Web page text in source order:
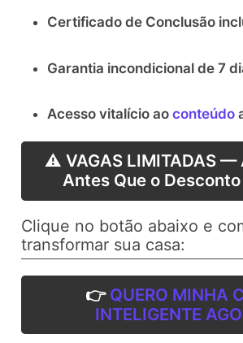
Certificado de Conclusão
Garantia incondicional de 7
Acesso vitalício ao conteúdo
⚠️ VAGAS LIMITADAS
Antes Que o
Clique no botão abaixo e
transformar sua casa:
👉 QUERO MINHA
INTELIGENTE